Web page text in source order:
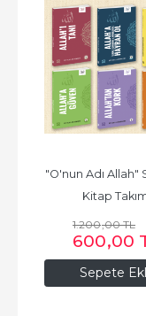
Sepete
"O'nun Adı Allah"
Kitap
1.200,00TL
600,00